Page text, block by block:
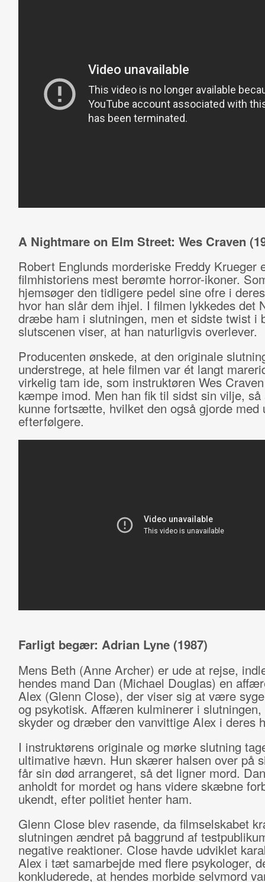
A Nightmare on Elm Street: Wes Craven
Robert Englunds morderiske Freddy Krueger
filmhistoriens mest berømte horror-ikoner.
hjemsøger den tidligere pedel sine ofre i
hvor han slår dem ihjel. I filmen lykkedes det
dræbe ham i slutningen, men et sidste twist i
slutscenen viser, at han naturligvis overlever.
Producenten ønskede, at den originale
understrege, at hele filmen var ét langt
virkelig tam ide, som instruktøren Wes
kæmpe imod. Men han fik til sidst sin vilje, så
kunne fortsætte, hvilket den også gjorde med
efterfølgere.
Farligt begær: Adrian Lyne (1987)
Mens Beth (Anne Archer) er ude at rejse,
hendes mand Dan (Michael Douglas) en
Alex (Glenn Close), der viser sig at være
og psykotisk. Affæren kulminerer i slutningen,
skyder og dræber den vanvittige Alex i deres
I instruktørens originale og mørke slutning
ultimative hævn. Hun skærer halsen over på
får sin død arrangeret, så det ligner mord.
anholdt for mordet og hans videre skæbne
ukendt, efter politiet henter ham.
Glenn Close blev rasende, da filmselskabet
slutningen ændret på baggrund af
negative reaktioner. Close havde udviklet
Alex i tæt samarbejde med flere psykologer,
konkluderede, at hendes morbide selvmord